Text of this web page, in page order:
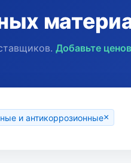
Добавьте
и антикоррозионные×